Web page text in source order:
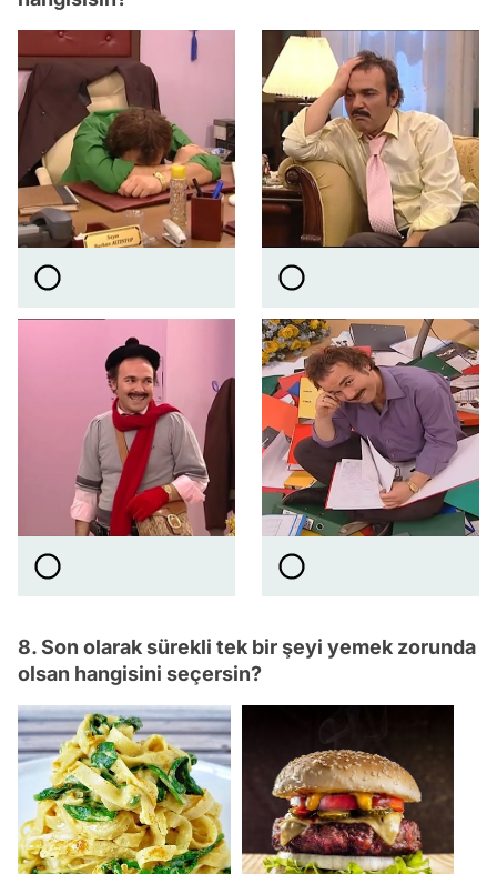
8. Son olarak sürekli tek bir şeyi yemek zorunda
olsan hangisini seçersin?